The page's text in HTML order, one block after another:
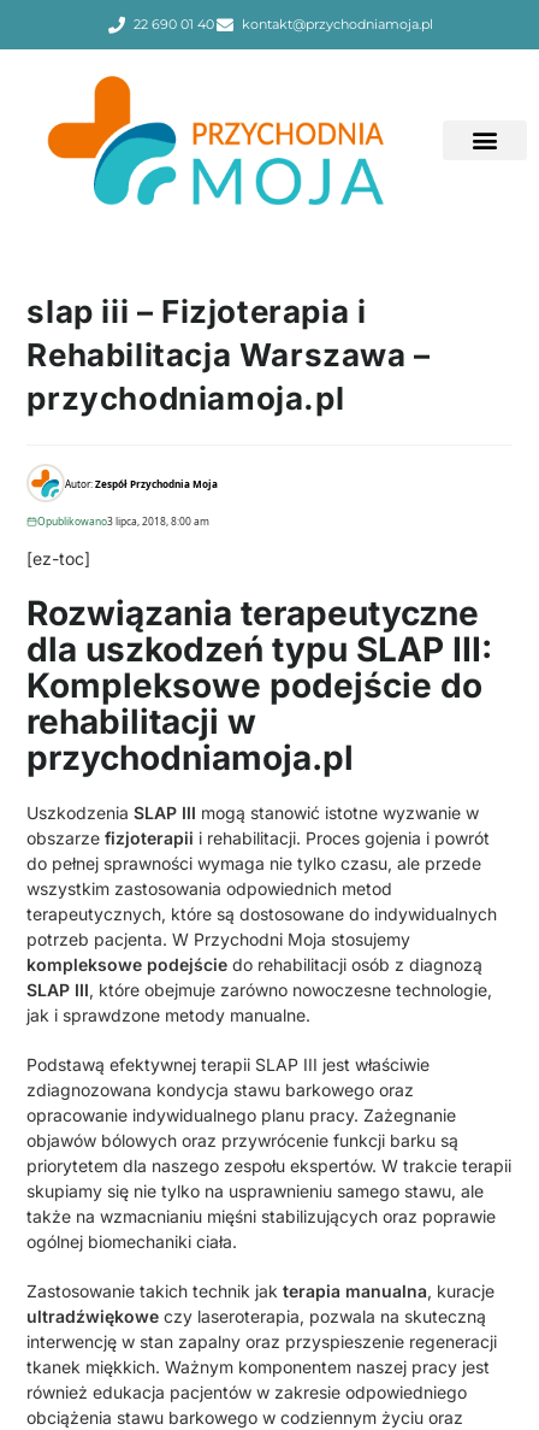
22 690 01 40 kontakt@przychodniamoja.pl
slap iii – Fizjoterapia i
Rehabilitacja Warszawa –
przychodniamoja.pl
Autor:Zespół Przychodnia Moja
Opublikowano3 lipca, 2018, 8:00 am
[ez-toc]
Rozwiązania terapeutyczne
dla uszkodzeń typu SLAP III:
Kompleksowe podejście do
rehabilitacji w
przychodniamoja.pl
UszkodzeniaSLAP III mogą stanowić istotne wyzwanie w
obszarzefizjoterapii i rehabilitacji. Proces gojenia i powrót
do pełnej sprawności wymaga nie tylko czasu, ale przede
wszystkim zastosowania odpowiednich metod
terapeutycznych, które są dostosowane do indywidualnych
potrzeb pacjenta. W Przychodni Moja stosujemy
kompleksowe podejście do rehabilitacji osób z diagnozą
SLAP III, które obejmuje zarówno nowoczesne technologie,
jak i sprawdzone metody manualne.
Podstawą efektywnej terapii SLAP III jest właściwie
zdiagnozowana kondycja stawu barkowego oraz
opracowanie indywidualnego planu pracy. Zażegnanie
objawów bólowych oraz przywrócenie funkcji barku są
priorytetem dla naszego zespołu ekspertów. W trakcie terapii
skupiamy się nie tylko na usprawnieniu samego stawu, ale
także na wzmacnianiu mięśni stabilizujących oraz poprawie
ogólnej biomechaniki ciała.
Zastosowanie takich technik jakterapia manualna, kuracje
ultradźwiękowe czy laseroterapia, pozwala na skuteczną
interwencję w stan zapalny oraz przyspieszenie regeneracji
tkanek miękkich. Ważnym komponentem naszej pracy jest
również edukacja pacjentów w zakresie odpowiedniego
obciążenia stawu barkowego w codziennym życiu oraz